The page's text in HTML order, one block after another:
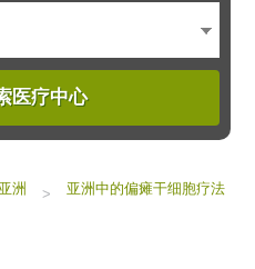
医疗中心
亚洲 > 亚洲中的偏瘫干细胞疗法